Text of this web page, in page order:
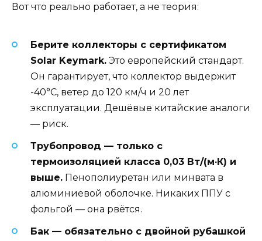
Вот что реально работает, а не теория:
Берите коллекторы с сертификатом
Solar Keymark. Это европейский стандарт.
Он гарантирует, что коллектор выдержит
-40°C, ветер до 120 км/ч и 20 лет
эксплуатации. Дешёвые китайские аналоги
— риск.
Трубопровод — только с
термоизоляцией класса 0,03 Вт/(м·К) и
выше. Пенополиуретан или минвата в
алюминиевой оболочке. Никаких ППУ с
фольгой — она рвётся.
Бак — обязательно с двойной рубашкой